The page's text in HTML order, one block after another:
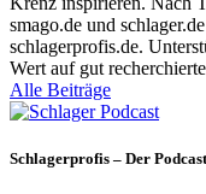
smago.de und
schlagerprofis.de.
Wert auf gut
Alle Beiträge
Schlagerprofis – Der